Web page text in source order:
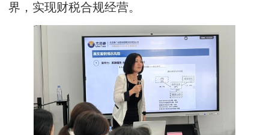
界，实现财税合规经营。